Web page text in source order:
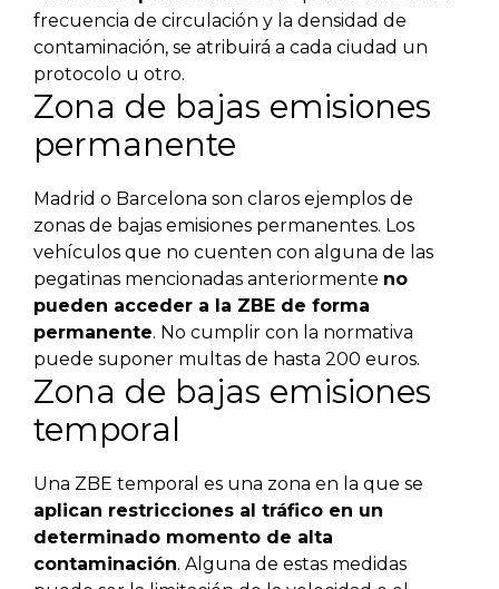
frecuencia de circulación y la densidad de
contaminación, se atribuirá a cada ciudad un
protocolo u otro.
Zona de bajas emisiones
permanente
Madrid o Barcelona son claros ejemplos de
zonas de bajas emisiones permanentes. Los
vehículos que no cuenten con alguna de las
pegatinas mencionadas anteriormente no
pueden acceder a la ZBE de forma
permanente. No cumplir con la normativa
puede suponer multas de hasta 200 euros.
Zona de bajas emisiones
temporal
Una ZBE temporal es una zona en la que se
aplican restricciones al tráfico en un
determinado momento de alta
contaminación. Alguna de estas medidas